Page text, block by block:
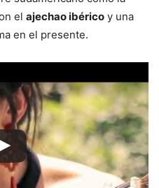
el ajechao ibérico y una
en el presente.